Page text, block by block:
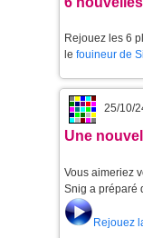
Rejouez les 6
le fouineur de
25/10/
Une
Vous aimeriez
Snig a préparé
Rejouez